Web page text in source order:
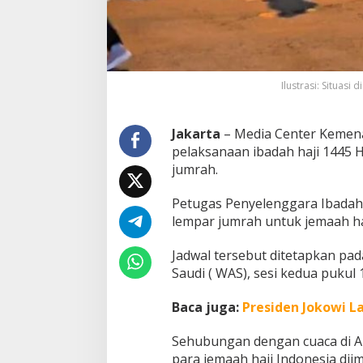
m
H
I
n
d
e
s
i
L
a
u
a
n
Ilustrasi: Situasi
Jakarta – Media Center
pelaksanaan ibadah haji 1445
jumrah.
Petugas Penyelenggara
lempar jumrah untuk jemaah
Jadwal tersebut ditetapkan
Saudi ( WAS), sesi kedua pukul
Baca juga: Presiden Jokowi
Sehubungan dengan cuaca di
para jemaah haji Indonesia